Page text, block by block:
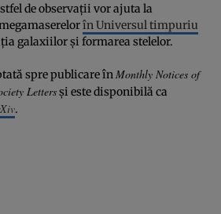
de observații vor ajuta la
în Universul timpuriu
galaxiilor și formarea stelelor.
spre publicare în Monthly Notices of
Lettersși este disponibilă ca
.